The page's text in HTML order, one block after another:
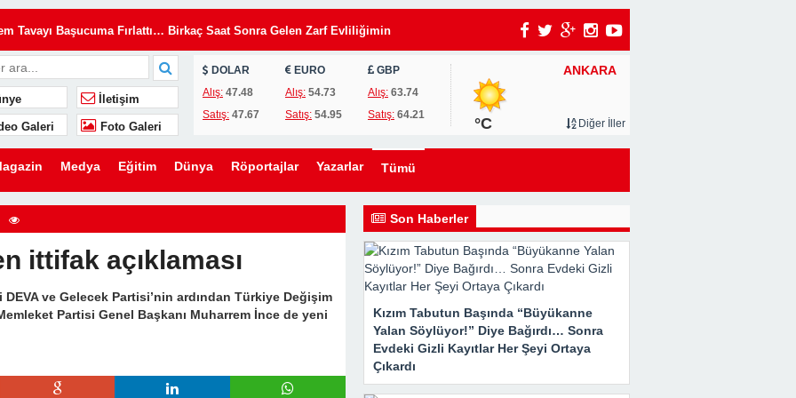
Tavayı Başucuma Fırlattı… Birkaç Saat Sonra Gelen Zarf Evliliğimin
Kullanıyordu… Kilitleri Değiştirdim, Ama Asıl Sürprizi Akşam Oğlum
Yıllardır Kızını Eleştiren Bir Annenin Hayatını Değiştirdi
Düğünümden Daha Önemli Gördü… Ama Eşimin Düğün Konuşması 200
Kovduğunu Sandı… Ama O Evin Gerçek Sahibinin Ben Olduğunu
Kaldırmak İstediler… Ama Bir Gencin Yaptığı Hareket O Gün Herkese
Kurmak İstedi… Ama Ona Hayatının En Büyük Dersini Vermeye
Yıllardır Sakladığı Gerçek Ortaya Çıktı
İletişim
Galeri Foto Galeri
DOLAR
Alış: 47.48
Satış: 47.67
EURO
Alış:54.73
Satış:54.95
GBP
Alış:63.74
Satış:64.21
ANKARA
°C Diğer İller
Medya Eğitim Dünya Röportajlar Yazarlar Tümü
ittifak açıklaması
ve Gelecek Partisi’nin ardından Türkiye Değişim
Partisi Genel Başkanı Muharrem İnce de yeni
Son Haberler
Kızım Tabutun Başında “Büyükanne
Yalan Söylüyor!” Diye Bağırdı… Sonra
Evdeki Gizli Kayıtlar Her Şeyi Ortaya
Çıkardı